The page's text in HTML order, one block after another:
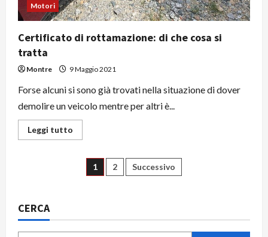
Motori
Certificato di rottamazione: di che cosa si
tratta
Montre 9 Maggio 2021
Forse alcuni si sono già trovati nella situazione di dover
demolire un veicolo mentre per altri è...
Leggi tutto
di
Certificato
rottamazione:
tratta
Paginazione
articoli
1 2 Successivo
CERCA